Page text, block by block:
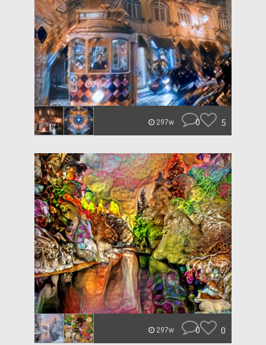
297w 0 5
297w 0 0